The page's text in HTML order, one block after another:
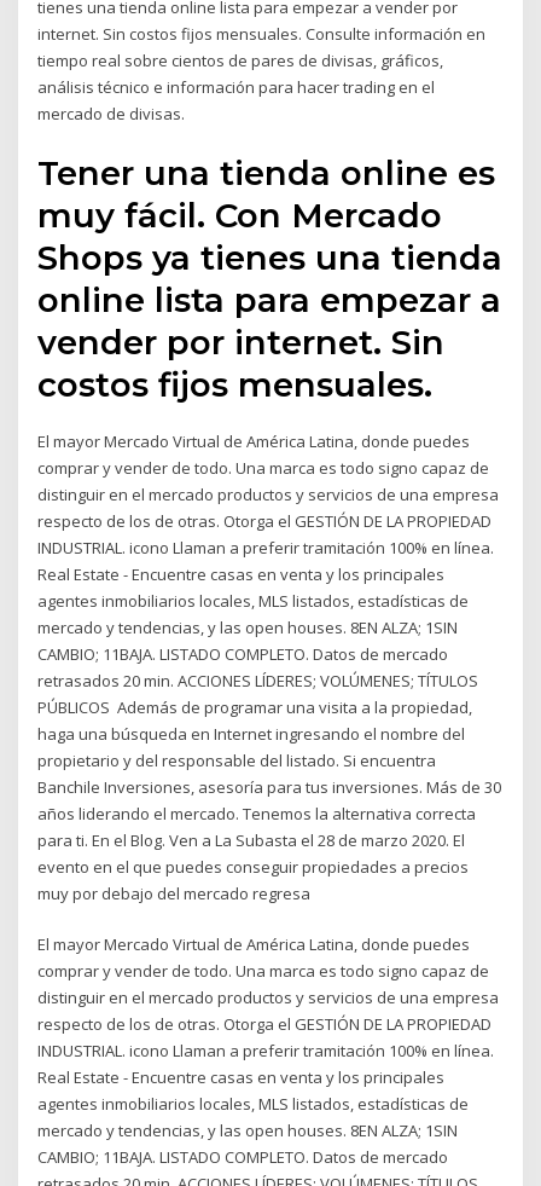
tienes una tienda online lista para empezar a vender por
internet. Sin costos fijos mensuales. Consulte información en
tiempo real sobre cientos de pares de divisas, gráficos,
análisis técnico e información para hacer trading en el
mercado de divisas.
Tener una tienda online es
muy fácil. Con Mercado
Shops ya tienes una tienda
online lista para empezar a
vender por internet. Sin
costos fijos mensuales.
El mayor Mercado Virtual de América Latina, donde puedes
comprar y vender de todo. Una marca es todo signo capaz de
distinguir en el mercado productos y servicios de una empresa
respecto de los de otras. Otorga el GESTIÓN DE LA PROPIEDAD
INDUSTRIAL. icono Llaman a preferir tramitación 100% en línea.
Real Estate - Encuentre casas en venta y los principales
agentes inmobiliarios locales, MLS listados, estadísticas de
mercado y tendencias, y las open houses. 8EN ALZA; 1SIN
CAMBIO; 11BAJA. LISTADO COMPLETO. Datos de mercado
retrasados ​​20 min. ACCIONES LÍDERES; VOLÚMENES; TÍTULOS
PÚBLICOS Además de programar una visita a la propiedad,
haga una búsqueda en Internet ingresando el nombre del
propietario y del responsable del listado. Si encuentra
Banchile Inversiones, asesoría para tus inversiones. Más de 30
años liderando el mercado. Tenemos la alternativa correcta
para ti. En el Blog. Ven a La Subasta el 28 de marzo 2020. El
evento en el que puedes conseguir propiedades a precios
muy por debajo del mercado regresa
El mayor Mercado Virtual de América Latina, donde puedes
comprar y vender de todo. Una marca es todo signo capaz de
distinguir en el mercado productos y servicios de una empresa
respecto de los de otras. Otorga el GESTIÓN DE LA PROPIEDAD
INDUSTRIAL. icono Llaman a preferir tramitación 100% en línea.
Real Estate - Encuentre casas en venta y los principales
agentes inmobiliarios locales, MLS listados, estadísticas de
mercado y tendencias, y las open houses. 8EN ALZA; 1SIN
CAMBIO; 11BAJA. LISTADO COMPLETO. Datos de mercado